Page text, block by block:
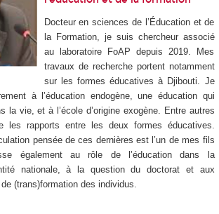
Docteur en sciences de l’Éducation et de
la Formation, je suis chercheur associé
au laboratoire FoAP depuis 2019. Mes
travaux de recherche portent notamment
sur les formes éducatives à Djibouti. Je
à l’éducation endogène, une éducation qui
la vie, et à l’école d’origine exogène. Entre autres
les rapports entre les deux formes éducatives.
pensée de ces dernières est l’un de mes fils
également au rôle de l’éducation dans la
nationale, à la question du doctorat et aux
(trans)formation des individus.